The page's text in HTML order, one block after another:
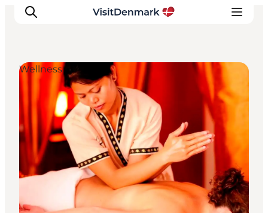
Inspirasjon
Reisemål
Aktiviteter
Overnatting
Planlegg reisen
Wellness